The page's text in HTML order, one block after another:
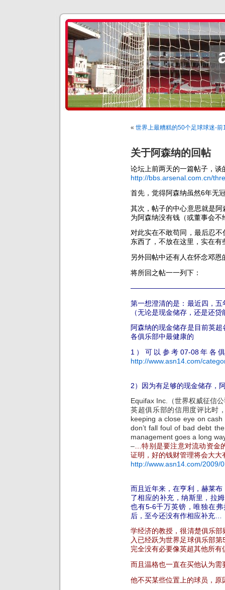
« 世界上最糟糕的50个足球球迷-前
关于阿森纳的回帖
论坛上前两天的一篇帖子，谈
http://bbs.arsenal.com.cn/
首先，觉得阿森纳虽然6年无
其次，帖子的中心意思就是
为阿森纳没有钱（或董事会
对此实在不敢苟同，最后忍
东西了，不放在这里，实在有
另外回帖中还有人在怀念邓
将所回之帖一一列下：
第一想澄清的是：最近四，
（无论是现金储存，还是还贷
阿森纳的现金储存是目前英
各俱乐部中最健康的
1）可以参考07-08年各
http://www.asn14.com/
2）因为有足够的现金储存，
Equifax Inc.（世界权威征信
英超俱乐部的信用度评比时
keeping a close eye on
don’t fall foul of bad debt
management goes a long
– …特别是要注意对流动资金
证明，好的钱财管理将会大
http://www.asn14.com/2009/
而且近年来，在亨利，赫莱
了相应的补充，纳斯里，拉
也有5-6千万英镑，唯独在
后，至今还没有作相应补充…
学经济的教授，很清楚俱乐部
入已经跃为世界足球俱乐部
完全没有必要像英超其他所
而且温格也一直在买他认为需
他不买某些位置上的球员，